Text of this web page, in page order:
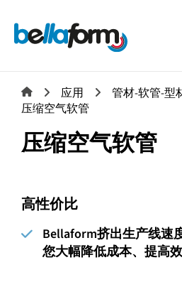
应用 管材-软管-型
压缩空气软管
压缩空气软管
高性价比
Bellaform挤出生产线速
您大幅降低成本、提高效